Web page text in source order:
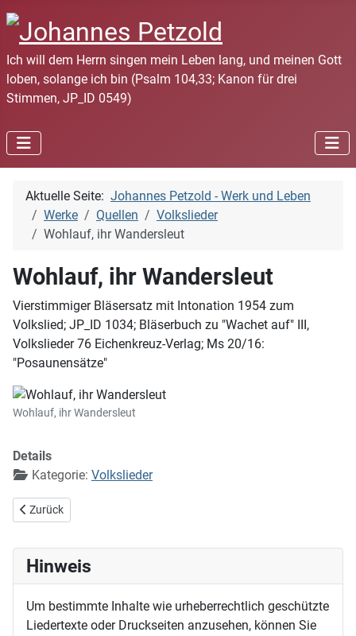
Ich will dem Herrn singen mein Leben lang, und meinen Gott
loben, solange ich bin (Psalm 104,33; Kanon für drei
Stimmen, JP_ID 0549)
Aktuelle Seite: Johannes Petzold - Werk und Leben
Werke
Quellen
Volkslieder
Wohlauf, ihr Wandersleut
Wohlauf, ihr Wandersleut
Vierstimmiger Bläsersatz mit Intonation 1954 zum
Volkslied; JP_ID 1034; Bläserbuch zu "Wachet auf" III,
Volkslieder 76 Eichenkreuz-Verlag; Ms 20/16:
"Posaunensätze"
Wohlauf, ihr Wandersleut
Details
Kategorie: Volkslieder
Vorheriger Beitrag: Wenn ich ein Vöglein wär
Zurück
Hinweis
Um bestimmte Inhalte wie urheberrechtlich geschützte
Liedertexte oder Druckseiten anzusehen, können Sie